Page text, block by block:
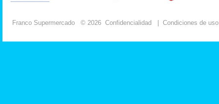
Franco Supermercado © 2026 Confidencialidad Condiciones de uso